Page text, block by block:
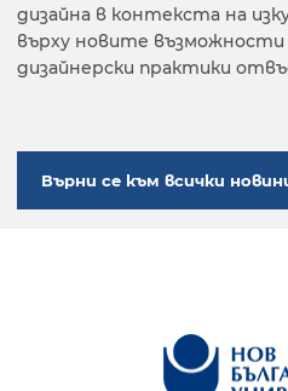
дизайна в контекста на
върху новите възможности
дизайнерски практики
Върни се към всички